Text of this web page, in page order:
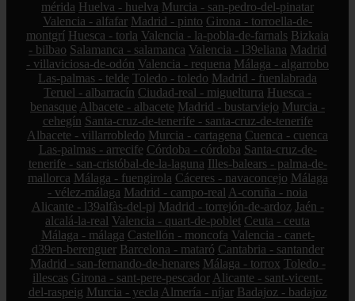
mérida Huelva - huelva Murcia - san-pedro-del-pinatar
Valencia - alfafar Madrid - pinto Girona - torroella-de-
montgrí Huesca - torla Valencia - la-pobla-de-farnals Bizkaia
- bilbao Salamanca - salamanca Valencia - l39eliana Madrid
- villaviciosa-de-odón Valencia - requena Málaga - algarrobo
Las-palmas - telde Toledo - toledo Madrid - fuenlabrada
Teruel - albarracín Ciudad-real - miguelturra Huesca -
benasque Albacete - albacete Madrid - bustarviejo Murcia -
cehegín Santa-cruz-de-tenerife - santa-cruz-de-tenerife
Albacete - villarrobledo Murcia - cartagena Cuenca - cuenca
Las-palmas - arrecife Córdoba - córdoba Santa-cruz-de-
tenerife - san-cristóbal-de-la-laguna Illes-balears - palma-de-
mallorca Málaga - fuengirola Cáceres - navaconcejo Málaga
- vélez-málaga Madrid - campo-real A-coruña - noia
Alicante - l39alfàs-del-pi Madrid - torrejón-de-ardoz Jaén -
alcalá-la-real Valencia - quart-de-poblet Ceuta - ceuta
Málaga - málaga Castellón - moncofa Valencia - canet-
d39en-berenguer Barcelona - mataró Cantabria - santander
Madrid - san-fernando-de-henares Málaga - torrox Toledo -
illescas Girona - sant-pere-pescador Alicante - sant-vicent-
del-raspeig Murcia - yecla Almería - níjar Badajoz - badajoz